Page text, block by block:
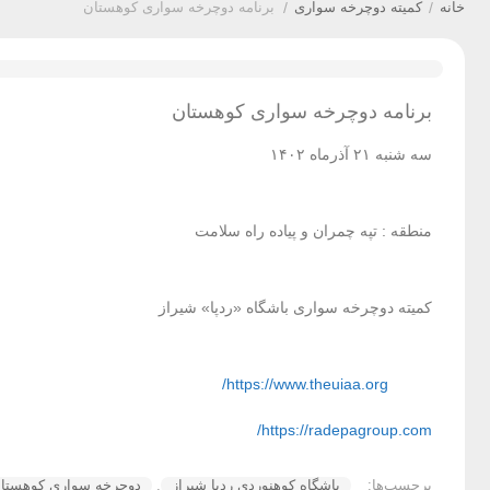
خانه / کمیته دوچرخه سواری / برنامه دوچرخه سواری کوهستان
برنامه دوچرخه سواری کوهستان
سه شنبه ۲۱ آذرماه ۱۴۰۲
منطقه : تپه چمران و پیاده راه سلامت
کمیته دوچرخه سواری باشگاه «ردپا» شیراز
https://www.theuiaa.org/
https://radepagroup.com/
برچسب‌ها: باشگاه کوهنوردی ردپا شیراز دوچرخه سواری